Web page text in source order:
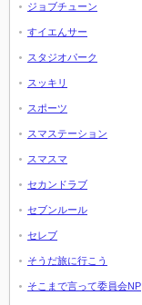
ジョブチューン
すイエんサー
スタジオパーク
スッキリ
スポーツ
スマステーション
スマスマ
セカンドラブ
セブンルール
セレブ
そうだ旅に行こう
そこまで言って委員会NP